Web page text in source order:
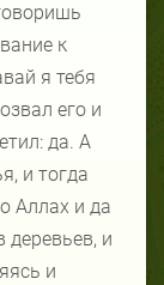
к
я тебя
его и
да. А
и тогда
Аллах и да
деревьев, и
и